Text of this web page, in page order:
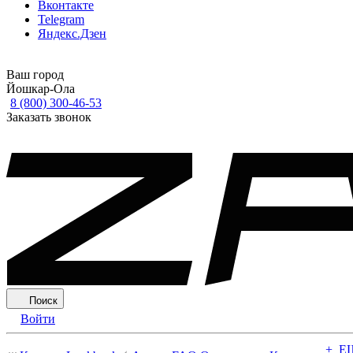
Вконтакте
Telegram
Яндекс.Дзен
Ваш город
Йошкар-Ола
8 (800) 300-46-53
Заказать звонок
Поиск
Войти
+